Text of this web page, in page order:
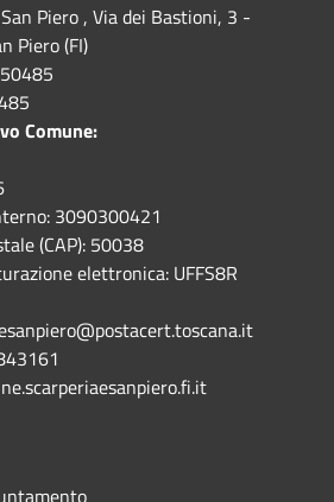
Piero , Via dei Bastioni, 3 -
Piero (FI)
Comune:
3090300421
(CAP): 50038
elettronica: UFFS8R